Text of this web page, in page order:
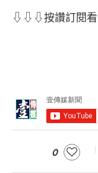
⇩⇩⇩按讚訂閱
0